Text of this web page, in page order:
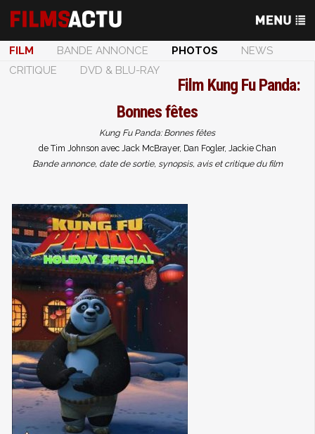
FILM BANDE ANNONCE PHOTOS
NEWS
CRITIQUE
DVD & BLU-RAY
Film Kung Fu Panda:
Bonnes fêtes
Kung Fu Panda: Bonnes fêtes
de Tim Johnson avec Jack McBrayer, Dan Fogler, Jackie Chan
Bande annonce, date de sortie, synopsis, avis et critique du film